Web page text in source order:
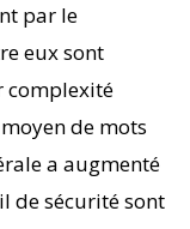
par le
eux sont
complexité
de mots
a augmenté
de sécurité sont